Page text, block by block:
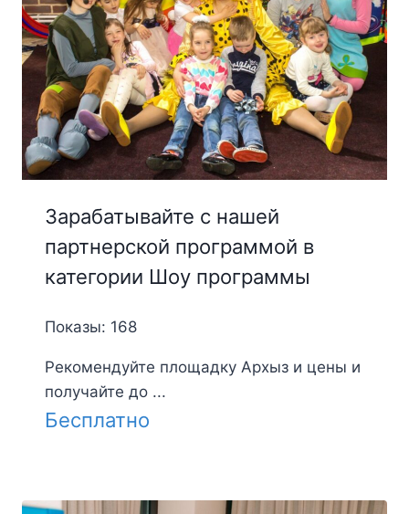
Зарабатывайте с нашей
партнерской программой в
категории Шоу программы
Показы: 168
Рекомендуйте площадку Архыз и цены и
получайте до ...
Бесплатно